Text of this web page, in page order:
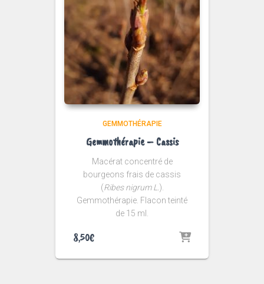
GEMMOTHÉRAPIE
Gemmothérapie – Cassis
Macérat concentré de
bourgeons frais de cassis
(Ribes nigrum L. ).
Gemmothérapie. Flacon teinté
de 15 ml.
8,50€